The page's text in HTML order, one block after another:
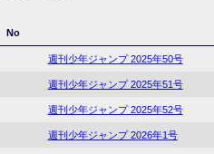
No
週刊少年ジャンプ 2025年50号
週刊少年ジャンプ 2025年51号
週刊少年ジャンプ 2025年52号
週刊少年ジャンプ 2026年1号